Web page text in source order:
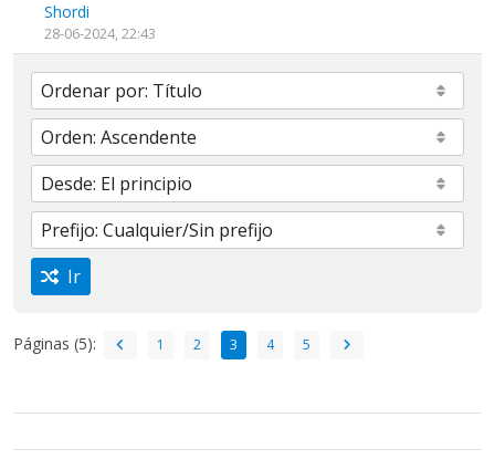
Shordi
28-06-2024, 22:43
Ir
Páginas (5): 1 2 3 4 5